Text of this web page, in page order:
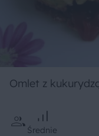
Omlet z
Średnie